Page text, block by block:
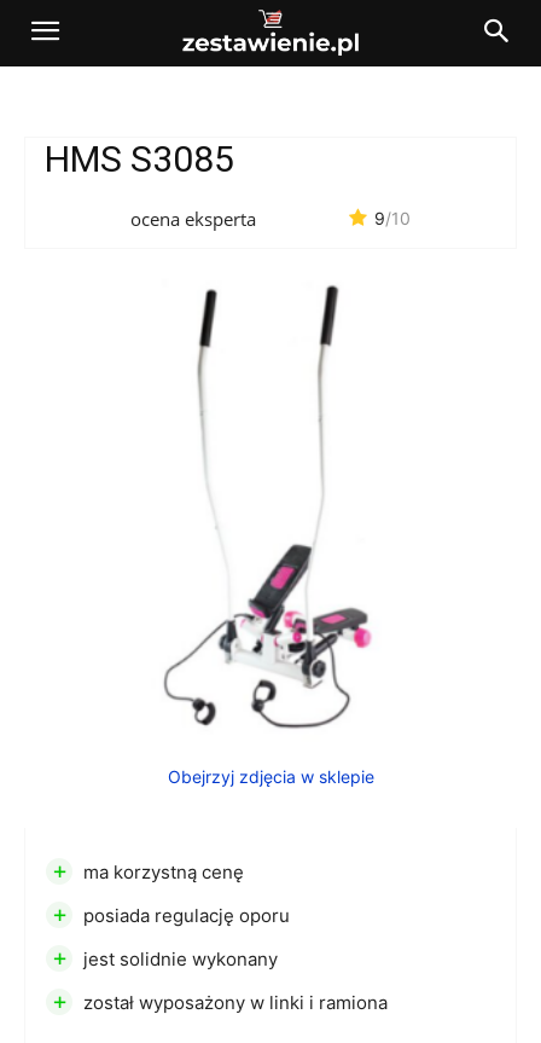
HMS S3085
ocena eksperta 9/10
Obejrzyj zdjęcia w sklepie
+ ma korzystną cenę
+ posiada regulację oporu
+ jest solidnie wykonany
+ został wyposażony w linki i ramiona